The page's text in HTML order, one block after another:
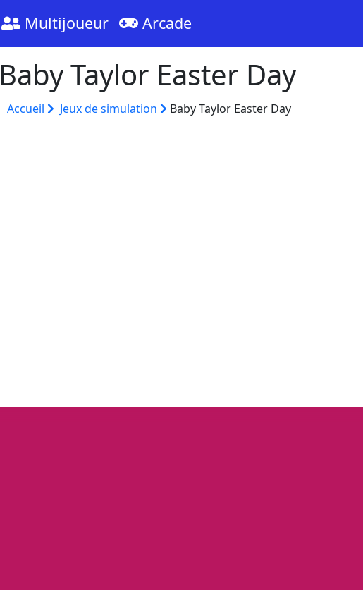
Multijoueur Arcade
Baby Taylor Easter Day
Accueil Jeux de simulation Baby Taylor Easter Day